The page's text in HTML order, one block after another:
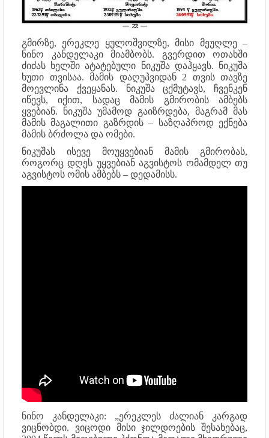
გმირზე, ერეკლე ყულოშვილზე, მისი მეუღლე –
ნინო კანდელაკი მიამბობს. გვერდით ოთახში
ძიძას ხელში ატატებული ნიკუშა დაჰყავს. ნიკუშა
ხუთი თვისაა. მამის დაღუპვიდან 2 თვის თავზე
მოევლინა ქვეყანას. ნიკუშა ცქმუტავს, ჩვენკენ
იწევს, იქით, სადაც მამის გმირობის ამბებს
ყვებიან. ნიკუშა უმამოდ გაიზრდება, მაგრამ მას
მამის მაგალითი გაზრდის – საზღაპროდ ექნება
მამის ბრძოლა და ომები.
ნიკუშას ისევე მოუყვებიან მამის გმირობას,
როგორც დღეს უყვებიან აგვისტოს ომამდელ თუ
აგვისტოს ომის ამბებს – დედამისს.
ნინო კანდელაკი: „ერეკლეს ძალიან კარგად
ვიცნობდი. ვიცოდი მისი ჯილდოების შესახებაც,